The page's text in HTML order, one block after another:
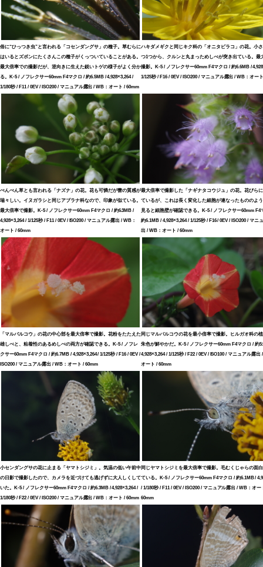
俗に“ひっつき虫”と言われる「コセンダングサ」の種子。草むらに
はいるとズボンにたくさんこの種子がくっついていることがある。
最大倍率での撮影だが、逆向きに生えた鋭いトゲの様子がよく分か
る。K-5 / ノフレクサー60mm F4マクロ / 約6.5MB / 4,928×3,264 /
1/180秒 / F11 / 0EV / ISO200 / マニュアル露出 / WB：オート / 60mm
ハキダメギクと同じキク科の「オニタビラコ」の花。小
つ1つから、クルンと丸まっためしべが突き出ている。最
撮影。K-5 / ノフレクサー60mm F4マクロ / 約6.6MB /
1/125秒 / F16 / 0EV / ISO200 / マニュアル露出 / WB：オー
ぺんぺん草とも言われる「ナズナ」の花。花も可憐だが蕾の質感が
瑞々しい。イヌガラシと同じアブラナ科なので、印象が似ている。
最大倍率で撮影。K-5 / ノフレクサー60mm F4マクロ / 約6.3MB /
4,928×3,264 / 1/125秒 / F11 / 0EV / ISO200 / マニュアル露出 / WB：
オート / 60mm
最大倍率で撮影した「ナギナタコウジュ」の花。花びら
ているが、これは長く変化した細胞が連なったもののよ
見ると細胞壁が確認できる。K-5 / ノフレクサー60mm F4
約6.1MB / 4,928×3,264 / 1/125秒 / F16 / 0EV / ISO200 / マニ
出 / WB：オート / 60mm
「マルバルコウ」の花の中心部を最大倍率で撮影。花粉をたたえた
雄しべと、粘着性のあるめしべの両方が確認できる。K-5 / ノフレ
クサー60mm F4マクロ / 約6.7MB / 4,928×3,264 / 1/125秒 / F16 / 0EV /
ISO200 / マニュアル露出 / WB：オート / 60mm
同じマルバルコウの花を最小倍率で撮影。ヒルガオ科の
朱色が鮮やかだ。K-5 / ノフレクサー60mm F4マクロ / 約
4,928×3,264 / 1/125秒 / F22 / 0EV / ISO100 / マニュアル露出
オート / 60mm
小センダングサの花に止まる「ヤマトシジミ」。気温の低い午前中
の日影で撮影したので、カメラを近づけても逃げずに大人しくして
いた。K-5 / ノフレクサー60mm F4マクロ / 約6.3MB / 4,928×3,264 /
1/180秒 / F22 / 0EV / ISO200 / マニュアル露出 / WB：オート / 60mm
同じヤマトシジミを最大倍率で撮影。毛むくじゃらの面
ている。K-5 / ノフレクサー60mm F4マクロ / 約6.1MB /
/ 1/180秒 / F11 / 0EV / ISO200 / マニュアル露出 / WB：オー
60mm